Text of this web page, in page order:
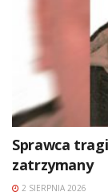
Sprawca
zatrzymany
2 SIERPNIA 2026